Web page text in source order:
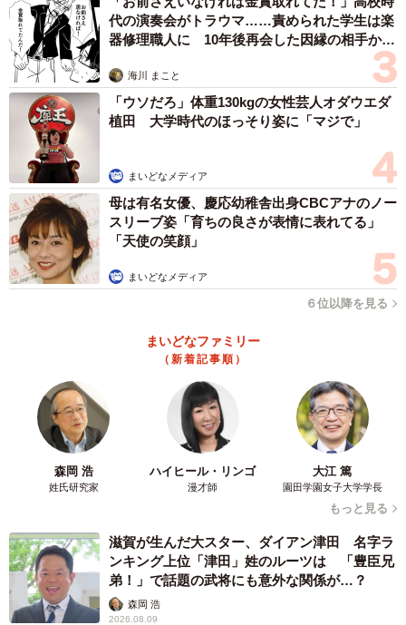
14種類もの自販機があるそう。担当の手塚純一さんに話を
聞きました。
――このうどん・そば自販機は仕込み・補充など手作業で
されているそうですが、器は再利用なのですね？
はい、使い捨てではなくポリプロピレン製（PP）の物を洗
って、再利用しております。
――これまでどれぐらい未返却や再利用できないものがあ
りましたか？
灰皿にされた事は1回ですが、3個に焦げ目をつけられたの
れた物は40〜50個です。
――かなりの数ですね。改めまして、今回の投稿について
の思いは？
器の数が足りず一度に20程度しか補充できなくなったた
め、補充が間に合わなかったり、回数でカバーしなければ
まうので、せっかく来ていただいたお客さまに残念な思い
をさせてしまいました。
代の演奏会がトラウマ……責められた学生は楽
器修理職人に 10年後再会した因縁の相手から
海川 まこと
「ウソだろ」体重130kgの女性芸人オダウエダ
植田 大学時代のほっそり姿に「マジで」
まいどなメディア
母は有名女優、慶応幼稚舎出身CBCアナのノー
スリーブ姿「育ちの良さが表情に表れてる」
「天使の笑顔」
まいどなメディア
６位以降を見る
まいどなファミリー
（新着記事順）
森岡 浩
姓氏研究家
ハイヒール・リンゴ
漫才師
大江 篤
園田学園女子大学学長
もっと見る
滋賀が生んだ大スター、ダイアン津田 名字ラ
ンキング上位「津田」姓のルーツは 「豊臣兄
弟！」で話題の武将にも意外な関係が…？
森岡 浩
2026.08.09